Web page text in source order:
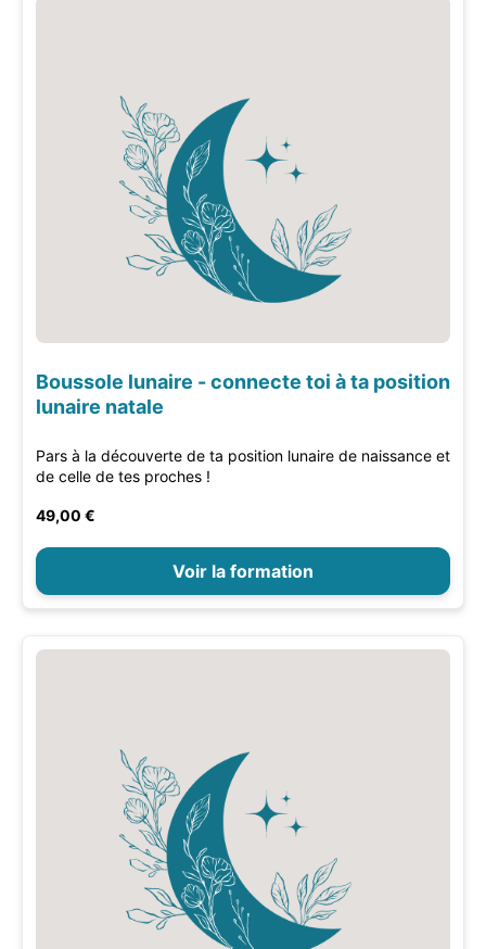
Boussole lunaire - connecte toi à ta position
lunaire natale
Pars à la découverte de ta position lunaire de naissance et
de celle de tes proches !
49,00 €
Voir la formation